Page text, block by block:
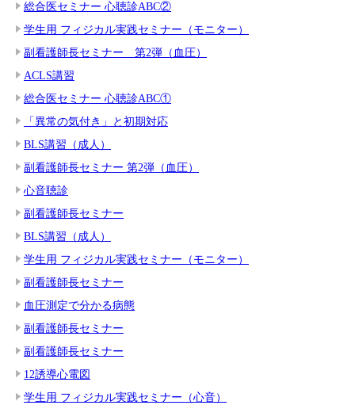
総合医セミナー 心聴診ABC②
学生用 フィジカル実践セミナー（モニター）
副看護師長セミナー 第2弾（血圧）
ACLS講習
総合医セミナー 心聴診ABC①
「異常の気付き」と初期対応
BLS講習（成人）
副看護師長セミナー 第2弾（血圧）
心音聴診
副看護師長セミナー
BLS講習（成人）
学生用 フィジカル実践セミナー（モニター）
副看護師長セミナー
血圧測定で分かる病態
副看護師長セミナー
副看護師長セミナー
12誘導心電図
学生用 フィジカル実践セミナー（心音）